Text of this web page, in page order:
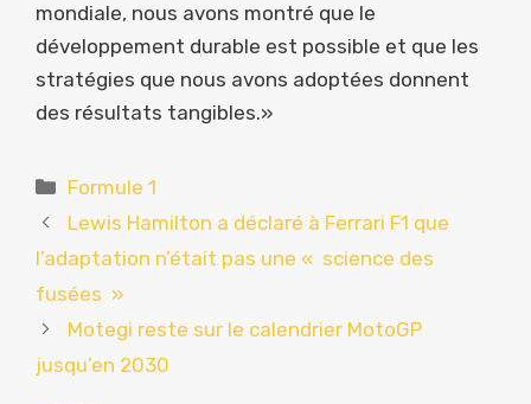
mondiale, nous avons montré que le
développement durable est possible et que les
stratégies que nous avons adoptées donnent
des résultats tangibles.»
Catégories
Formule 1
Lewis Hamilton a déclaré à Ferrari F1 que
l’adaptation n’était pas une « science des
fusées »
Motegi reste sur le calendrier MotoGP
jusqu’en 2030